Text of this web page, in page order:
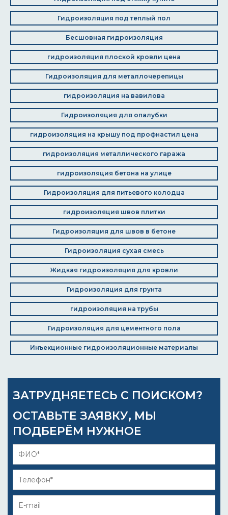
Гидроизоляция под теплый пол
Бесшовная гидроизоляция
гидроизоляция плоской кровли цена
Гидроизоляция для металлочерепицы
гидроизоляция на вавилова
Гидроизоляция для опалубки
гидроизоляция на крышу под профнастил цена
гидроизоляция металлического гаража
гидроизоляция бетона на улице
Гидроизоляция для питьевого колодца
гидроизоляция швов плитки
Гидроизоляция для швов в бетоне
Гидроизоляция сухая смесь
Жидкая гидроизоляция для кровли
Гидроизоляция для грунта
гидроизоляция на трубы
Гидроизоляция для цементного пола
Инъекционные гидроизоляционные материалы
ЗАТРУДНЯЕТЕСЬ С ПОИСКОМ?
ОСТАВЬТЕ ЗАЯВКУ, МЫ
ПОДБЕРЁМ НУЖНОЕ